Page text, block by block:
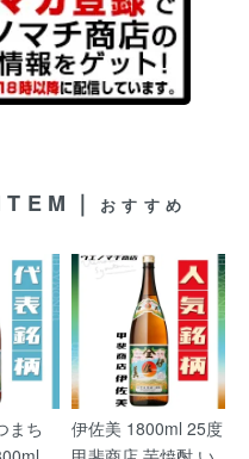
｜ おすすめ
まち
伊佐美 1800ml 25度